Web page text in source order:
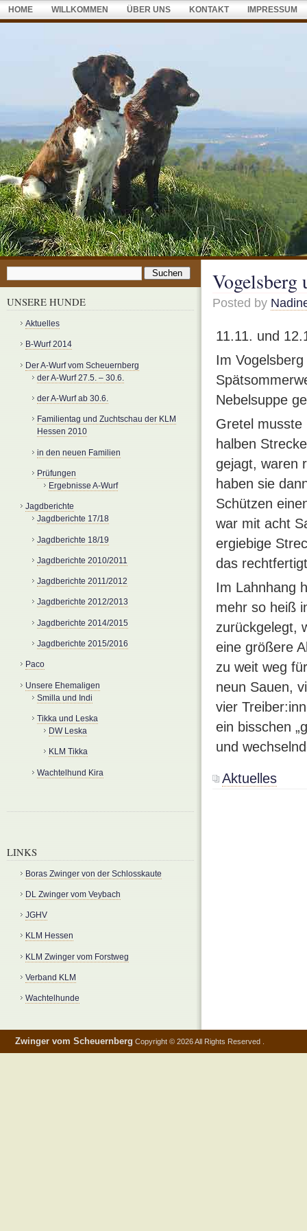
HOME WILLKOMMEN ÜBER UNS KONTAKT IMPRESSUM
Vogelsberg
Posted by
11.11. und
Im
Nebelsuppe
Gretel musste
halben
gejagt, waren
haben sie
Schützen
war mit acht
ergiebige
das
Im Lahnhang
mehr so heiß
zurückgelegt,
eine größere
zu weit weg
neun Sauen,
vier
ein bisschen
und
Aktuelles
UNSERE HUNDE
Aktuelles
B-Wurf 2014
Der A-Wurf vom Scheuernberg
der A-Wurf 27.5. – 30.6.
der A-Wurf ab 30.6.
Familientag und Zuchtschau der KLM
Hessen 2010
in den neuen Familien
Prüfungen
Ergebnisse A-Wurf
Jagdberichte
Jagdberichte 17/18
Jagdberichte 18/19
Jagdberichte 2010/2011
Jagdberichte 2011/2012
Jagdberichte 2012/2013
Jagdberichte 2014/2015
Jagdberichte 2015/2016
Paco
Unsere Ehemaligen
Smilla und Indi
Tikka und Leska
DW Leska
KLM Tikka
Wachtelhund Kira
LINKS
Boras Zwinger von der Schlosskaute
DL Zwinger vom Veybach
JGHV
KLM Hessen
KLM Zwinger vom Forstweg
Verband KLM
Wachtelhunde
Zwinger vom Scheuernberg Copyright © 2026 All Rights Reserved .